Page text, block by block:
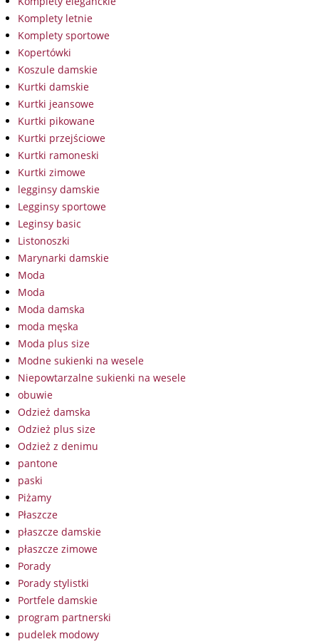
Komplety letnie
Komplety sportowe
Kopertówki
Koszule damskie
Kurtki damskie
Kurtki jeansowe
Kurtki pikowane
Kurtki przejściowe
Kurtki ramoneski
Kurtki zimowe
legginsy damskie
Legginsy sportowe
Leginsy basic
Listonoszki
Marynarki damskie
Moda
Moda
Moda damska
moda męska
Moda plus size
Modne sukienki na wesele
Niepowtarzalne sukienki na wesele
obuwie
Odzież damska
Odzież plus size
Odzież z denimu
pantone
paski
Piżamy
Płaszcze
płaszcze damskie
płaszcze zimowe
Porady
Porady stylistki
Portfele damskie
program partnerski
pudelek modowy